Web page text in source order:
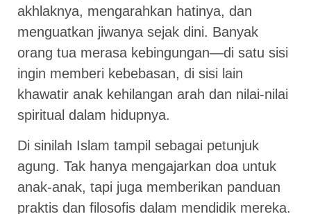
akhlaknya, mengarahkan hatinya, dan
menguatkan jiwanya sejak dini. Banyak
orang tua merasa kebingungan—di satu sisi
ingin memberi kebebasan, di sisi lain
khawatir anak kehilangan arah dan nilai-nilai
spiritual dalam hidupnya.
Di sinilah Islam tampil sebagai petunjuk
agung. Tak hanya mengajarkan doa untuk
anak-anak, tapi juga memberikan panduan
praktis dan filosofis dalam mendidik mereka.